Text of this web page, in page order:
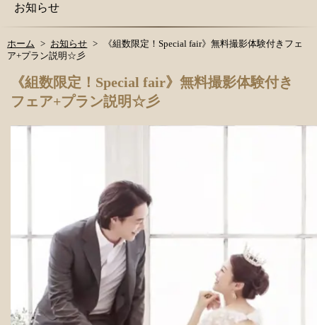
お知らせ
ホーム お知らせ
《組数限定！Special fair》無料撮影体験付きフェ
ア+プラン説明☆彡
《組数限定！Special fair》無料撮影体験付き
フェア+プラン説明☆彡